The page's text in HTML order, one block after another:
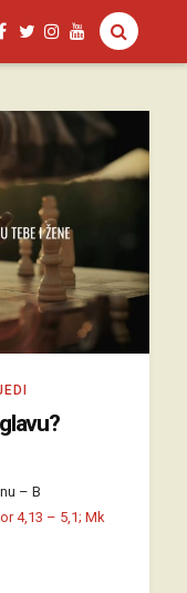
– B
4,13 – 5,1; Mk